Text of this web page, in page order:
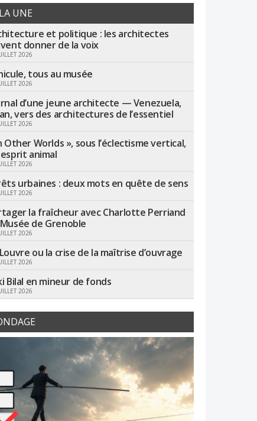
UNE
et politique : les architectes
donner de la voix
2026
tous au musée
2026
d’une jeune architecte — Venezuela,
vers des architectures de l’essentiel
2026
Other Worlds », sous l’éclectisme vertical,
animal
2026
urbaines : deux mots en quête de sens
2026
la fraîcheur avec Charlotte Perriand
de Grenoble
2026
ou la crise de la maîtrise d’ouvrage
2026
Bilal en mineur de fonds
2026